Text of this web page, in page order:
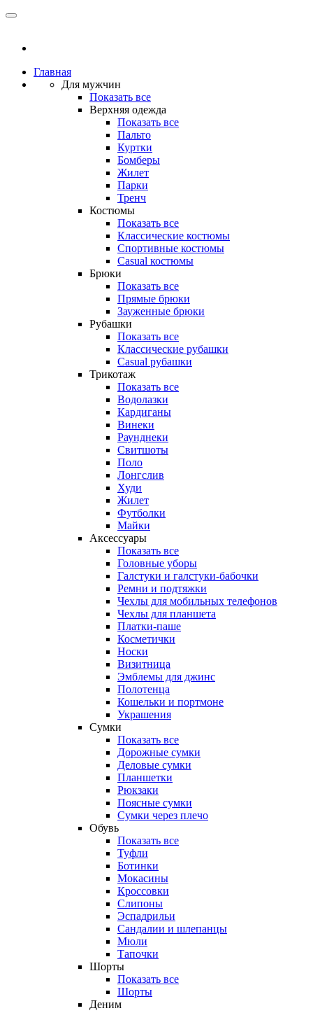
Главная
Для мужчин
Показать все
Верхняя одежда
Показать все
Пальто
Куртки
Бомберы
Жилет
Парки
Тренч
Костюмы
Показать все
Классические костюмы
Спортивные костюмы
Casual костюмы
Брюки
Показать все
Прямые брюки
Зауженные брюки
Рубашки
Показать все
Классические рубашки
Casual рубашки
Трикотаж
Показать все
Водолазки
Кардиганы
Винеки
Раунднеки
Свитшоты
Поло
Лонгслив
Худи
Жилет
Футболки
Майки
Аксессуары
Показать все
Головные уборы
Галстуки и галстуки-бабочки
Ремни и подтяжки
Чехлы для мобильных телефонов
Чехлы для планшета
Платки-паше
Косметички
Носки
Визитница
Эмблемы для джинс
Полотенца
Кошельки и портмоне
Украшения
Сумки
Показать все
Дорожные сумки
Деловые сумки
Планшетки
Рюкзаки
Поясные сумки
Сумки через плечо
Обувь
Показать все
Туфли
Ботинки
Мокасины
Кроссовки
Слипоны
Эспадрильи
Сандалии и шлепанцы
Мюли
Тапочки
Шорты
Показать все
Шорты
Деним